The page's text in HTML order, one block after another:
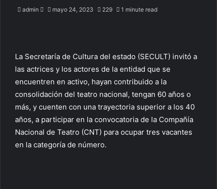
admin
Sendmayo 24, 2023 229 1 minute read
La Secretaría de Cultura del estado (SECULT) invitó a
las actrices y los actores de la entidad que se
encuentren en activo, hayan contribuido a la
consolidación del teatro nacional, tengan 60 años o
más, y cuenten con una trayectoria superior a los 40
años, a participar en la convocatoria de la Compañía
Nacional de Teatro (CNT) para ocupar tres vacantes
en la categoría de número.